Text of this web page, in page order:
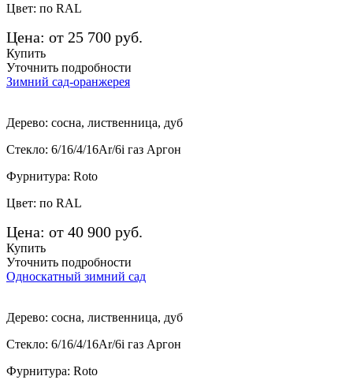
Цвет: по RAL
Цена: от 25 700 руб.
Купить
Уточнить подробности
Зимний сад-оранжерея
Дерево: сосна, лиственница, дуб
Стекло: 6/16/4/16Ar/6i газ Аргон
Фурнитура: Roto
Цвет: по RAL
Цена: от 40 900 руб.
Купить
Уточнить подробности
Односкатный зимний сад
Дерево: сосна, лиственница, дуб
Стекло: 6/16/4/16Ar/6i газ Аргон
Фурнитура: Roto